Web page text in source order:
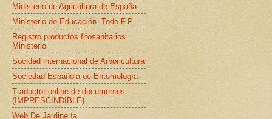
Ministerio de Agricultura de España
Ministerio de Educación. Todo F.P
Registro productos fitosanitarios.
Ministerio
Socidad internacional de Arboricultura
Sociedad Española de Entomología
Traductor online de documentos
(IMPRESCINDIBLE)
Web De Jardinería